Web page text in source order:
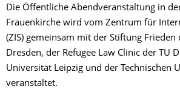
Die Öffentliche Abendveranstaltung in
Frauenkirche wird vom Zentrum für
(ZIS) gemeinsam mit der Stiftung Frieden
Dresden, der Refugee Law Clinic der TU
Universität Leipzig und der Technischen
veranstaltet.